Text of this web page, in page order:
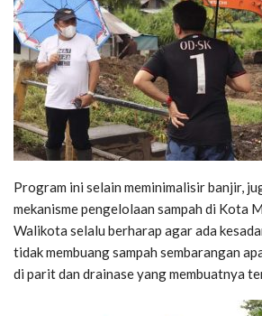
Program ini selain meminimalisir banjir,
mekanisme pengelolaan sampah di Kota
Walikota selalu berharap agar ada
tidak membuang sampah sembarangan
di parit dan drainase yang membuatnya